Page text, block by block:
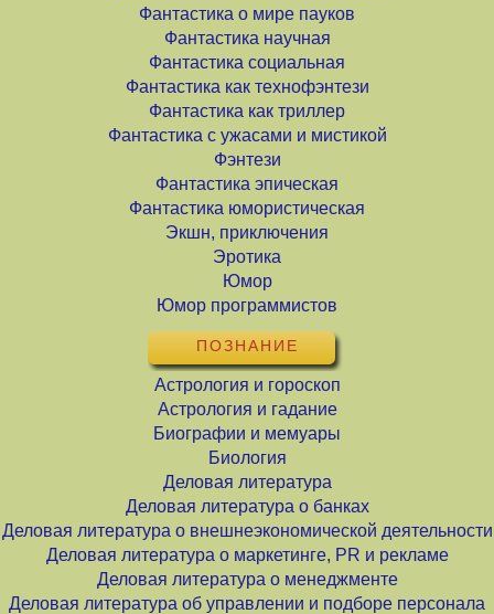
Фантастика о мире пауков
Фантастика научная
Фантастика социальная
Фантастика как технофэнтези
Фантастика как триллер
Фантастика с ужасами и мистикой
Фэнтези
Фантастика эпическая
Фантастика юмористическая
Экшн, приключения
Эротика
Юмор
Юмор программистов
ПОЗНАНИЕ
Астрология и гороскоп
Астрология и гадание
Биографии и мемуары
Биология
Деловая литература
Деловая литература о банках
Деловая литература о внешнеэкономической деятельности
Деловая литература о маркетинге, PR и рекламе
Деловая литература о менеджменте
Деловая литература об управлении и подборе персонала